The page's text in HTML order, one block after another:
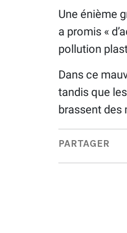
Une énième
a promis «
pollution
Dans ce
tandis que
brassent des
PARTAGER